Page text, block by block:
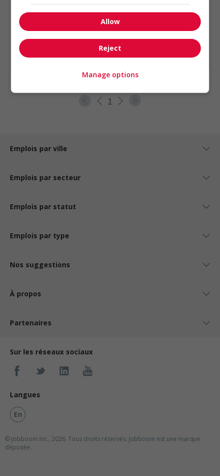
Ingénieur chargé de projets - génie civil
Ingénieur - génie civil (conception)
Ingénieur chargé de projets génie civil
Ingénieur chargé de projets - génie civil
Ingénieur chargé de projets-surveillant de...
1 - 3 de 3 résultats
1
Emplois par ville
Emplois par secteur
Emplois par statut
Emplois par type
Nos suggestions
À propos
Partenaires
Sur les réseaux sociaux
Langues
En
© Jobboom Inc., 2026. Tous droits réservés. Jobboom est une marque
déposée.
Allow
Reject
Manage options